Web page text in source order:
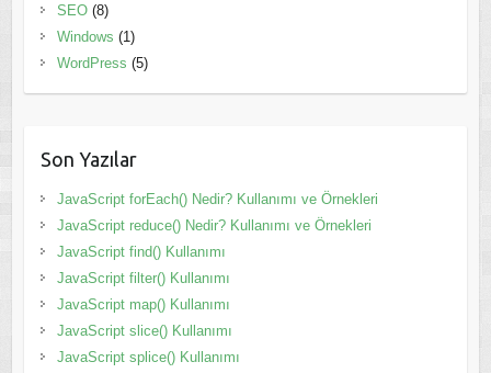
SEO(8)
Windows (1)
WordPress (5)
Son Yazılar
JavaScript forEach() Nedir? Kullanımı ve Örnekleri
JavaScript reduce() Nedir? Kullanımı ve Örnekleri
JavaScript find() Kullanımı
JavaScript filter() Kullanımı
JavaScript map() Kullanımı
JavaScript slice() Kullanımı
JavaScript splice() Kullanımı